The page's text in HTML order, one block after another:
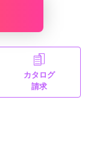
カタログ
請求